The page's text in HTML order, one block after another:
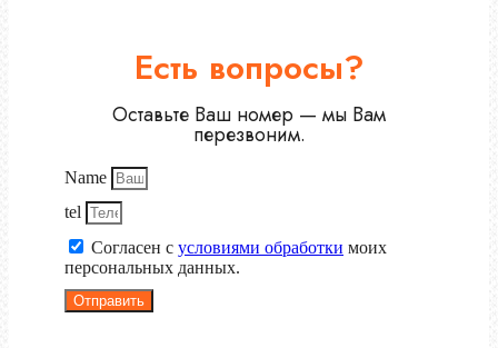
Есть вопросы?
Оставьте Ваш номер — мы Вам
перезвоним.
Name
tel
Согласен с условиями обработки моих
персональных данных.
Отправить